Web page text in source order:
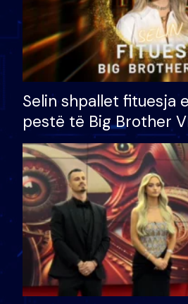
Selin shpallet fituesja
pestë të Big Brother
çmimin e madh prej